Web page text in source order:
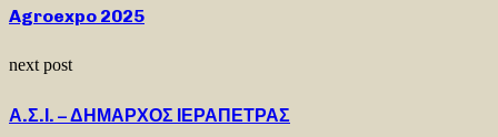
Agroexpo 2025
next post
Α.Σ.Ι. – ΔΗΜΑΡΧΟΣ ΙΕΡΑΠΕΤΡΑΣ